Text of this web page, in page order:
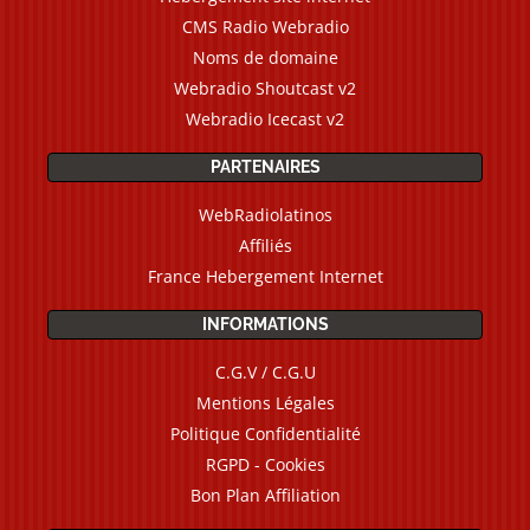
CMS Radio Webradio
Noms de domaine
Webradio Shoutcast v2
Webradio Icecast v2
PARTENAIRES
WebRadiolatinos
Affiliés
France Hebergement Internet
INFORMATIONS
C.G.V / C.G.U
Mentions Légales
Politique Confidentialité
RGPD - Cookies
Bon Plan Affiliation